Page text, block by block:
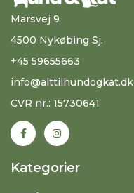
Marsvej 9
4500 Nykøbing Sj.
+45 59655663
info@alttilhundogkat.dk
CVR nr.: 15730641
Kategorier